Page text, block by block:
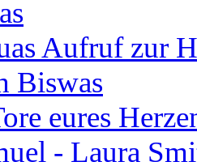
Aufruf zur
Biswas
eures
- Laura